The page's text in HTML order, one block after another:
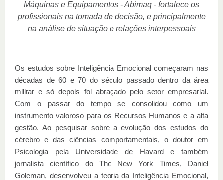
Máquinas e Equipamentos - Abimaq - fortalece os
profissionais na tomada de decisão, e principalmente
na análise de situação e relações interpessoais
Os estudos sobre Inteligência Emocional começaram nas
décadas de 60 e 70 do século passado dentro da área
militar e só depois foi abraçado pelo setor empresarial.
Com o passar do tempo se consolidou como um
instrumento valoroso para os Recursos Humanos e a alta
gestão. Ao pesquisar sobre a evolução dos estudos do
cérebro e das ciências comportamentais, o doutor em
Psicologia pela Universidade de Havard e também
jornalista científico do The New York Times, Daniel
Goleman, desenvolveu a teoria da Inteligência Emocional,